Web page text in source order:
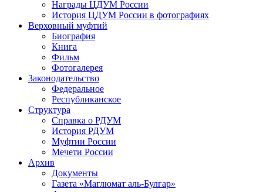
Награды ЦДУМ России
История ЦДУМ России в фотографиях
Верховный муфтий
Биография
Книга
Фильм
Фотогалерея
Законодательство
Федеральное
Республиканское
Структура
Справка о РДУМ
История РДУМ
Муфтии России
Мечети России
Архив
Документы
Газета «Маглюмат аль-Булгар»